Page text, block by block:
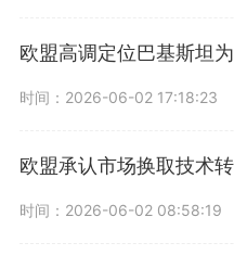
欧盟高调定位巴基斯坦
时间：2026-06-02 17:18:23
欧盟承认市场换取技术
时间：2026-06-02 08:58:19